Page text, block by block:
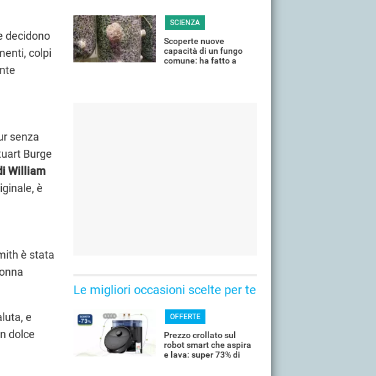
decidono
colpi
senza
Burge
William
è
è stata
e
dolce
SCIENZA
Scoperte nuove
capacità di un fungo
comune: ha fatto a
Le migliori occasioni scelte per te
OFFERTE
Prezzo crollato sul
robot smart che aspira
e lava: super 73% di